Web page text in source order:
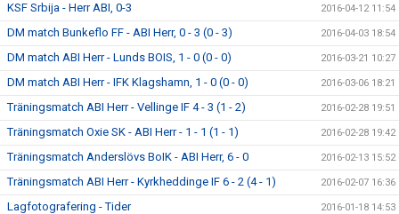
KSF Srbija - Herr ABI, 0-3 2016-04-12 11:54
DM match Bunkeflo FF - ABI Herr, 0 - 3 (0 - 3) 2016-04-03 18:54
DM match ABI Herr - Lunds BOIS, 1 - 0 (0 - 0) 2016-03-21 10:27
DM match ABI Herr - IFK Klagshamn, 1 - 0 (0 - 0) 2016-03-06 18:21
Träningsmatch ABI Herr - Vellinge IF 4 - 3 (1 - 2) 2016-02-28 19:51
Träningsmatch Oxie SK - ABI Herr - 1 - 1 (1 - 1) 2016-02-28 19:42
Träningsmatch Anderslövs BoIK - ABI Herr, 6 - 0 2016-02-13 15:52
Träningsmatch ABI Herr - Kyrkheddinge IF 6 - 2 (4 - 1) 2016-02-07 16:36
Lagfotografering - Tider 2016-01-18 14:53